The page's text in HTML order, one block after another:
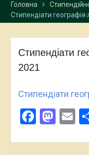
Головна
Стипендіати географія
Стипендіати
2021
Стипендіати